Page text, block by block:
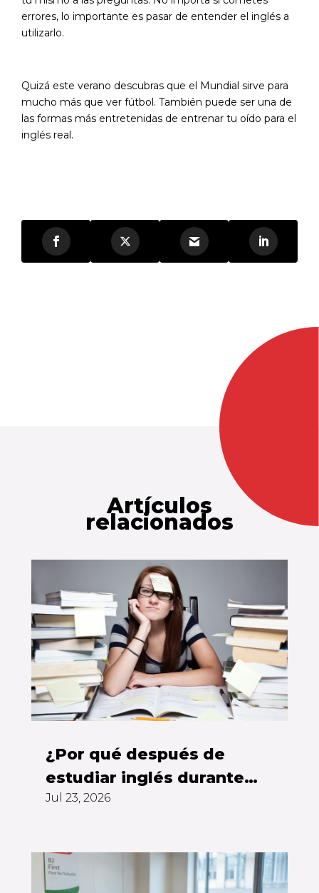
errores, lo importante es pasar de entender el inglés a
utilizarlo.
Quizá este verano descubras que el Mundial sirve para
mucho más que ver fútbol. También puede ser una de
las formas más entretenidas de entrenar tu oído para el
inglés real.
Artículos
relacionados
¿Por qué después de
estudiar inglés durante
años todavía no puedes
Jul 23, 2026